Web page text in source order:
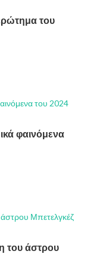
του
φαινόμενα
του άστρου